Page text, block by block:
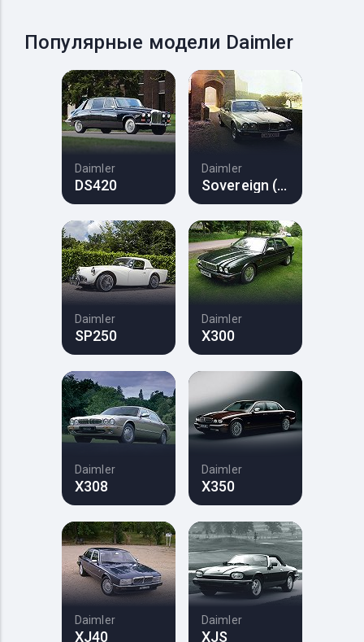
Популярные модели Daimler
Daimler
DS420
Daimler
Sovereign (XJ6)
Daimler
SP250
Daimler
X300
Daimler
X308
Daimler
X350
Daimler
XJ40
Daimler
XJS